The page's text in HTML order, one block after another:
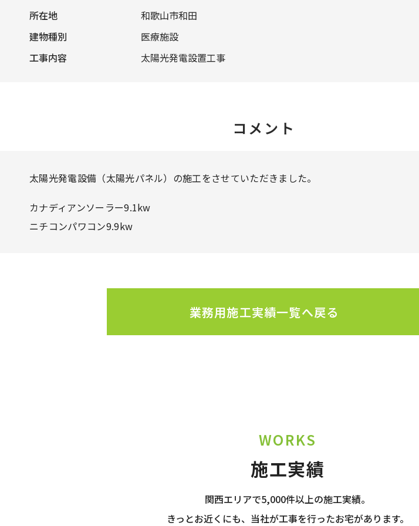
所在地
和歌山市和田
建物種別
医療施設
工事内容
太陽光発電設置工事
コメント
太陽光発電設備（太陽光パネル）の施工をさせていただきました。
カナディアンソーラー9.1kw
ニチコンパワコン9.9kw
業務用施工実績一覧へ戻る
WORKS
施工実績
関西エリアで5,000件以上の施工実績。
きっとお近くにも、当社が工事を行ったお宅があります。